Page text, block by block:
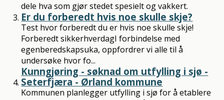
dele hva som gjør stedet spesielt og vakkert.
Er du forberedt hvis noe skulle skje?
Test hvor forberedt du er hvis noe skulle skje!
Forberedt sikkerhverdagI forbindelse med
egenberedskapsuka, oppfordrer vi alle til å
undersøke hvor fo...
Kunngjøring - søknad om utfylling i sjø -
Seterfjæra - Ørland kommune
Kommunen planlegger utfylling i sjø for å etablere